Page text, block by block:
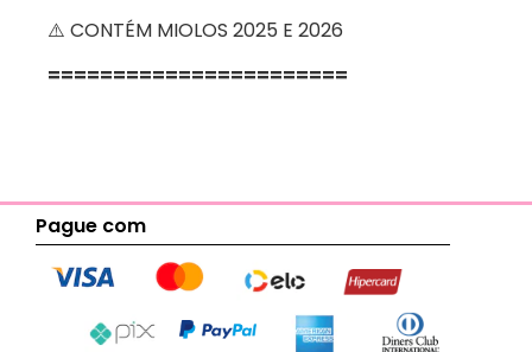
⚠️ CONTÉM MIOLOS 2025 E 2026
=======================
Pague com